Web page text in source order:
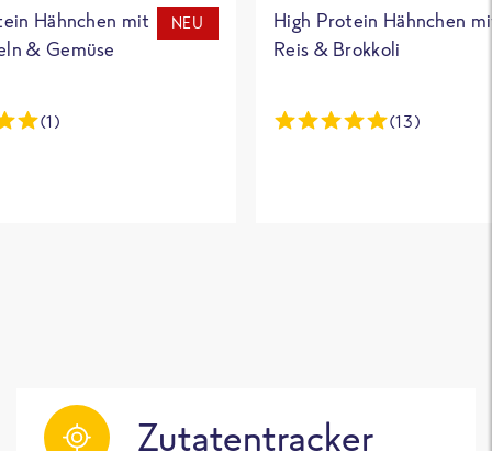
Hähnchen mit
& Gemüse
NEU
(1)
High Protein Hähnchen
Reis & Brokkoli
(13)
Zutatentracker